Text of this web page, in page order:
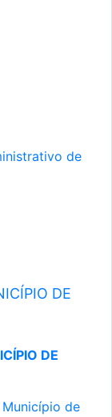
de
DE
DE
de